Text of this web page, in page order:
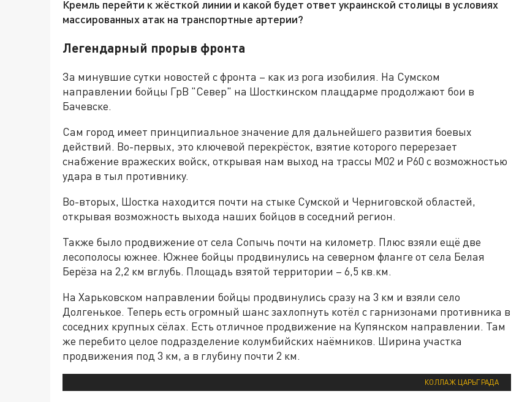
Кремль перейти к жёсткой линии и какой будет ответ украинской столицы в условиях
массированных атак на транспортные артерии?
Легендарный прорыв фронта
За минувшие сутки новостей с фронта – как из рога изобилия. На Сумском
направлении бойцы ГрВ "Север" на Шосткинском плацдарме продолжают бои в
Бачевске.
Сам город имеет принципиальное значение для дальнейшего развития боевых
действий. Во-первых, это ключевой перекрёсток, взятие которого перерезает
снабжение вражеских войск, открывая нам выход на трассы М02 и Р60 с возможностью
удара в тыл противнику.
Во-вторых, Шостка находится почти на стыке Сумской и Черниговской областей,
открывая возможность выхода наших бойцов в соседний регион.
Также было продвижение от села Сопычь почти на километр. Плюс взяли ещё две
лесополосы южнее. Южнее бойцы продвинулись на северном фланге от села Белая
Берёза на 2,2 км вглубь. Площадь взятой территории – 6,5 кв.км.
На Харьковском направлении бойцы продвинулись сразу на 3 км и взяли село
Долгенькое. Теперь есть огромный шанс захлопнуть котёл с гарнизонами противника в
соседних крупных сёлах. Есть отличное продвижение на Купянском направлении. Там
же перебито целое подразделение колумбийских наёмников. Ширина участка
продвижения под 3 км, а в глубину почти 2 км.
КОЛЛАЖ ЦАРЬГРАДА